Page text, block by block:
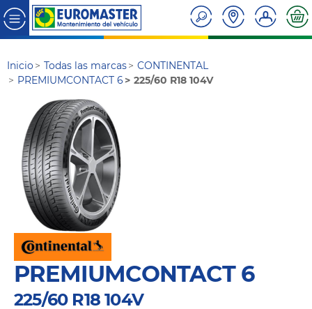
Inicio Todas las marcas
CONTINENTAL
PREMIUMCONTACT 6
225/60 R18 104V
PREMIUMCONTACT 6
225/60 R18 104V